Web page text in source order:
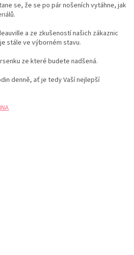
se, že se po pár nošeních vytáhne, jak
a ze zkušeností našich zákaznic
stále ve výborném stavu.
ze které budete nadšená.
denně, ať je tedy Vaší nejlepší